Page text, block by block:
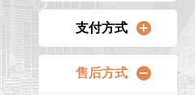
观看课程
常见问题
学习条件
学习流程
支付方式
付款方式
售后方式